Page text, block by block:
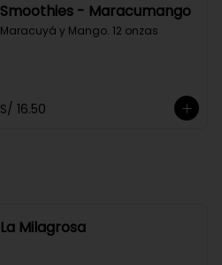
Smoothies - Maracumango
Maracuyá y Mango. 12 onzas
S/ 16.50
La Milagrosa